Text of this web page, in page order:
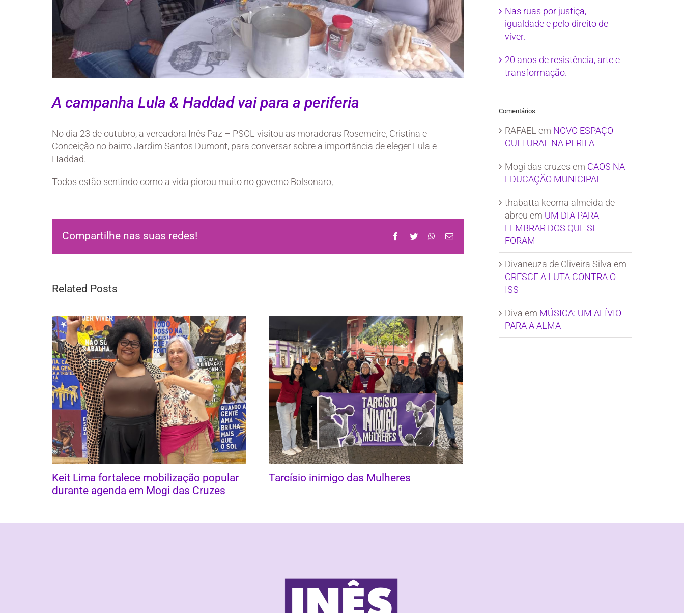
A campanha Lula & Haddad vai para a periferia
No dia 23 de outubro, a vereadora Inês Paz – PSOL visitou as moradoras Rosemeire, Cristina e
Conceição no bairro Jardim Santos Dumont, para conversar sobre a importância de eleger Lula e
Haddad.
Todos estão sentindo como a vida piorou muito no governo Bolsonaro,
Compartilhe nas suas redes! Facebook
Twitter WhatsApp
Email
Related Posts
Keit Lima fortalece mobilização popular
durante agenda em Mogi das Cruzes
Tarcísio inimigo das Mulheres
Nas ruas por justiça,
igualdade e pelo direito de
viver.
20 anos de resistência, arte e
transformação.
Comentários
RAFAEL em NOVO ESPAÇO
CULTURAL NA PERIFA
Mogi das cruzes em CAOS NA
EDUCAÇÃO MUNICIPAL
thabatta keoma almeida de
abreu em UM DIA PARA
LEMBRAR DOS QUE SE
FORAM
Divaneuza de Oliveira Silva em
CRESCE A LUTA CONTRA O
ISS
Diva em MÚSICA: UM ALÍVIO
PARA A ALMA